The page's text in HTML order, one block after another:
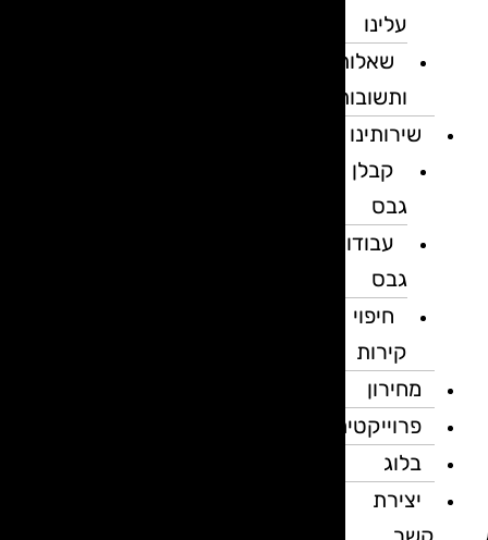
עלינו
שאלות
ותשובות
שירותינו
קבלן
גבס
עבודות
גבס
חיפוי
קירות
מחירון
פרוייקטים
בלוג
יצירת